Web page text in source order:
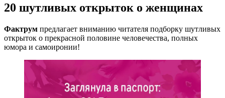
20 шутливых открыток о женщинах
Фактрум предлагает вниманию читателя подборку шутливых
открыток о прекрасной половине человечества, полных
юмора и самоиронии!